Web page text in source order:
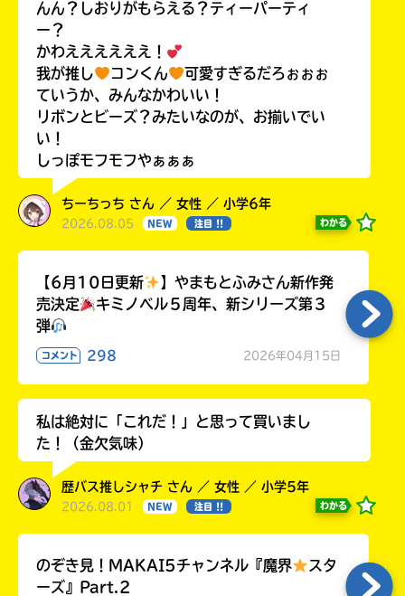
んん？しおりがもらえる？ティーパーティ
ー？
かわええええええ！
我が推し
コンくん
可愛すぎるだろぉぉぉ
ていうか、みんなかわいい！
リボンとビーズ？みたいなのが、お揃いでい
い！
しっぽモフモフやぁぁぁ
ちーちっち さん ／ 女性 ／ 小学6年
2026.08.05 NEW 注目 !! わかる
【6月10日更新
】やまもとふみさん新作発
売決定
キミノベル５周年、新シリーズ第３
弾
コメント 298 2026年04月15日
私は絶対に「これだ！」と思って買いまし
た！（金欠気味）
歴バス推しシャチ さん ／ 女性 ／ 小学5年
2026.08.01 NEW 注目 !! わかる
のぞき見！MAKAI5チャンネル『魔界
スタ
ーズ』Part.2